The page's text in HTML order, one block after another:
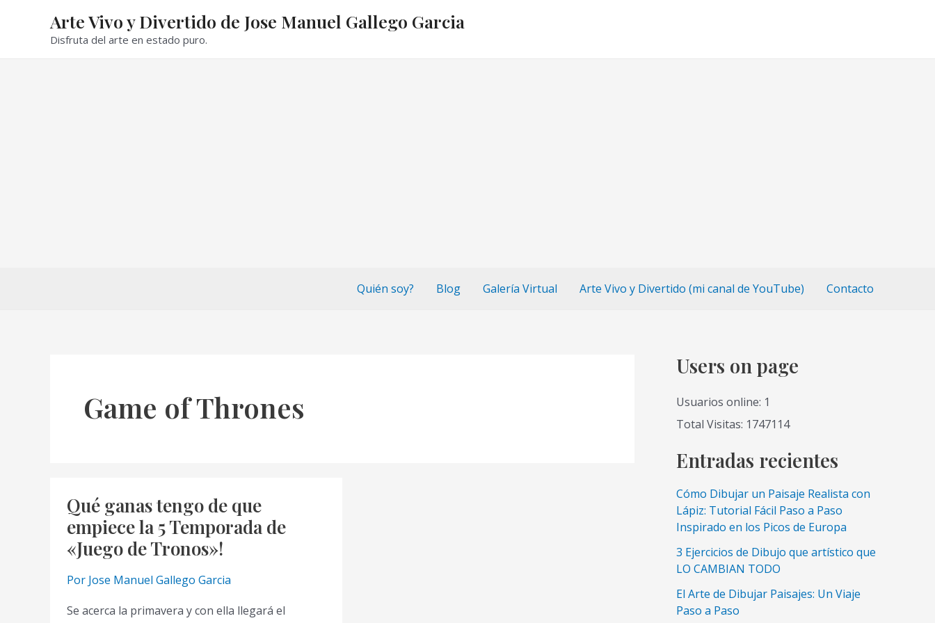
contenido
Arte Vivo y Divertido de Jose Manuel Gallego Garcia
Disfruta del arte en estado puro.
Quién soy? Blog Galería Virtual Arte Vivo y Divertido (mi canal de YouTube) Contacto
Game of Thrones
Qué ganas tengo de que
empiece la 5 Temporada de
«Juego de Tronos»!
Por Jose Manuel Gallego Garcia
Se acerca la primavera y con ella llegará el
Users on page
Usuarios online: 1
Total Visitas: 1747114
Entradas recientes
Cómo Dibujar un Paisaje Realista con
Lápiz: Tutorial Fácil Paso a Paso
Inspirado en los Picos de Europa
3 Ejercicios de Dibujo que artístico que
LO CAMBIAN TODO
El Arte de Dibujar Paisajes: Un Viaje
Paso a Paso